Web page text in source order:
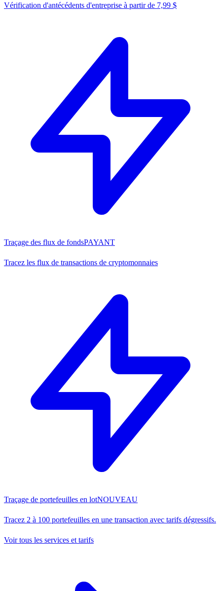
Vérification d'antécédents d'entreprise à partir de 7,99 $
Traçage des flux de fondsPAYANT
Tracez les flux de transactions de cryptomonnaies
Traçage de portefeuilles en lotNOUVEAU
Tracez 2 à 100 portefeuilles en une transaction avec tarifs dégressifs.
Voir tous les services et tarifs